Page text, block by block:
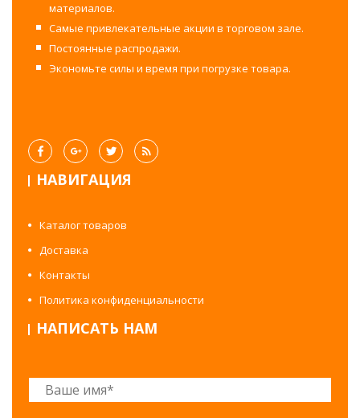
материалов.
Самые привлекательные акции в торговом зале.
Постоянные распродажи.
Экономьте силы и время при погрузке товара.
НАВИГАЦИЯ
Каталог товаров
Доставка
Контакты
Политика конфиденциальности
НАПИСАТЬ НАМ